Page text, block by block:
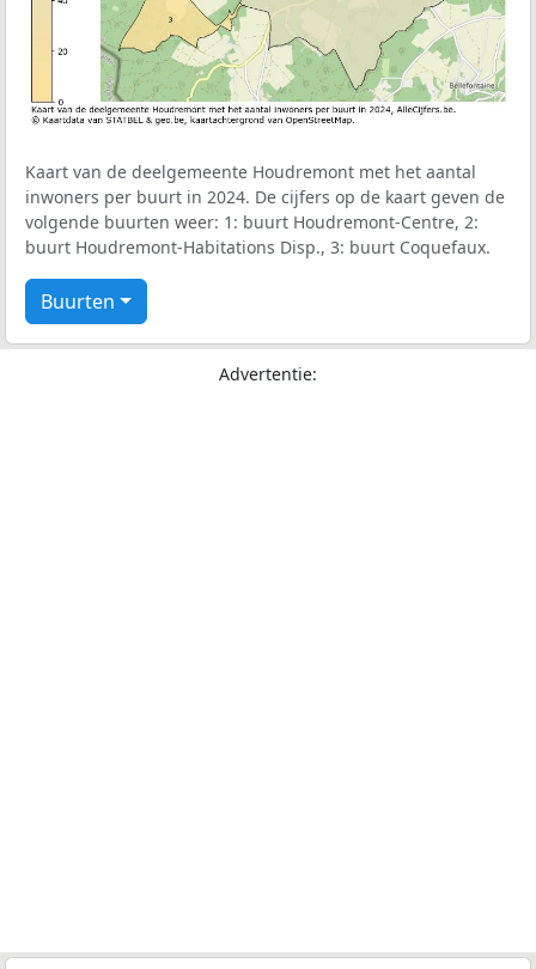
Kaart van de deelgemeente Houdremont met het aantal
inwoners per buurt in 2024. De cijfers op de kaart geven de
volgende buurten weer: 1: buurt Houdremont-Centre, 2:
buurt Houdremont-Habitations Disp., 3: buurt Coquefaux.
Buurten
Advertentie: